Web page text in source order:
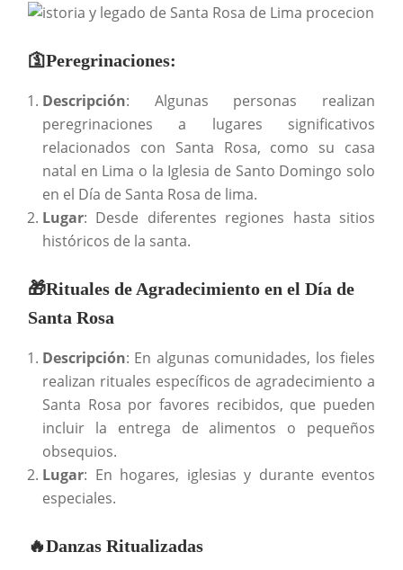
🛐Peregrinaciones:
Descripción: Algunas personas realizan
peregrinaciones a lugares significativos
relacionados con Santa Rosa, como su casa
natal en Lima o la Iglesia de Santo Domingo solo
en el Día de Santa Rosa de lima.
Lugar: Desde diferentes regiones hasta sitios
históricos de la santa.
🎁Rituales de Agradecimiento en el Día de
Santa Rosa
Descripción: En algunas comunidades, los fieles
realizan rituales específicos de agradecimiento a
Santa Rosa por favores recibidos, que pueden
incluir la entrega de alimentos o pequeños
obsequios.
Lugar: En hogares, iglesias y durante eventos
especiales.
🔥Danzas Ritualizadas